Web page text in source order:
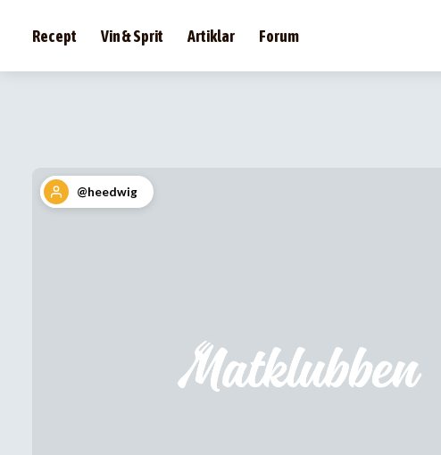
Recept Vin & Sprit Artiklar Forum
@heedwig